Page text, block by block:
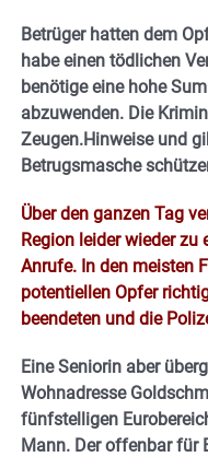
Betrüger hatten dem
habe einen tödlichen
benötige eine hohe
abzuwenden. Die
Zeugen.Hinweise und
Betrugsmasche
Über den ganzen Tag
Region leider wieder zu
Anrufe. In den meisten
potentiellen Opfer
beendeten und die
Eine Seniorin aber
Wohnadresse
fünfstelligen
Mann. Der offenbar für